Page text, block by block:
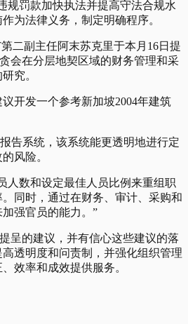
规罚款加快执法并提高守法合规水
为法律义务，制定明确程序。
二副主任阿末苏克里于本月16日提
会在分层地契区域的财务管理和采
究。
开发一个参考新加坡2004年建筑
告系统，该系统能更透明地进行定
风险。
人数和设定最佳人员比例来重组职
同时，通过在财务、审计、采购和
强官员的能力。”
呈的建议，并有信心这些建议的落
透明度和问责制，并强化组织管理
效率和成效提供服务。